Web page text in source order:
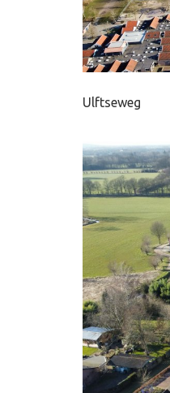
Ulftseweg